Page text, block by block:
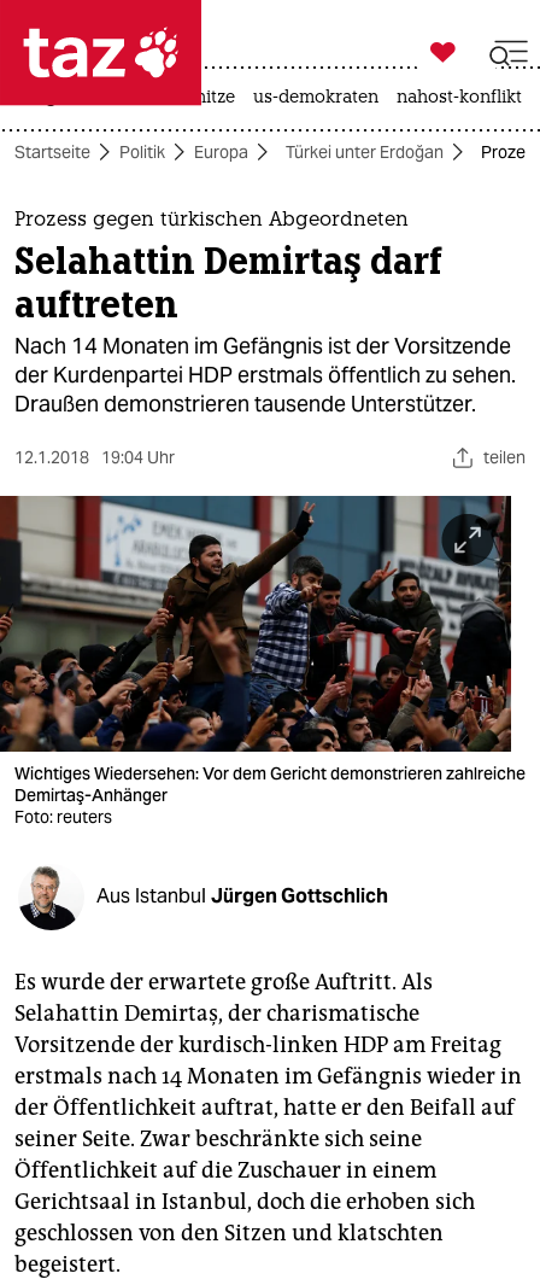
 taz zahl ich
taz zahl ich
themen
politik
öko
gesellschaft
sport
berlin
nord
wahrheit
verlag
verlag
veranstaltungen
fragen & hilfe
abo
genossenschaft
epaper login

taz zahl ich
hitze us-demokraten nahost-konflikt
Startseite Politik Europa Türkei unter Erdoğan
Prozess gegen türkischen Abgeordneten
Selahattin Demirtaş darf
auftreten
Nach 14 Monaten im Gefängnis ist der Vorsitzende
der Kurdenpartei HDP erstmals öffentlich zu sehen.
Draußen demonstrieren tausende Unterstützer.
12.1.2018 19:04 Uhr teilen
Wichtiges Wiedersehen: Vor dem Gericht demonstrieren zahlreiche
Demirtaş-Anhänger
Foto: reuters
Aus Istanbul Jürgen Gottschlich
Es wurde der erwartete große Auftritt. Als
Selahattin Demirtaş, der charismatische
Vorsitzende der kurdisch-linken HDP am Freitag
erstmals nach 14 Monaten im Gefängnis wieder in
der Öffentlichkeit auftrat, hatte er den Beifall auf
seiner Seite. Zwar beschränkte sich seine
Öffentlichkeit auf die Zuschauer in einem
Gerichtsaal in Istanbul, doch die erhoben sich
geschlossen von den Sitzen und klatschten
begeistert.